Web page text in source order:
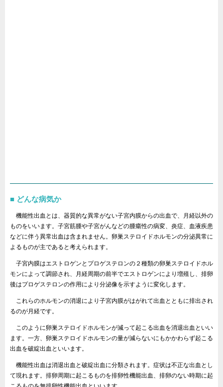
どんな病気か
機能性出血とは、器質的な異常がない子宮内膜からの出血で、月経以外の
ものをいいます。子宮筋腫や子宮がんなどの腫瘍性の病変、炎症、血液疾患
などに伴う異常出血は含まれません。卵巣ステロイドホルモンの分泌異常に
よるものが主であると考えられます。
子宮内膜はエストロゲンとプロゲステロンの２種類の卵巣ステロイドホル
モンによって調節され、月経周期の前半でエストロゲンにより増殖し、排卵
後はプロゲステロンの作用により分泌像を示すように変化します。
これらのホルモンの消退により子宮内膜がはがれて出血とともに排出され
るのが月経です。
このように卵巣ステロイドホルモンが減って起こる出血を消退出血といい
ます。一方、卵巣ステロイドホルモンの量が減らないにもかかわらず起こる
出血を破綻出血といいます。
機能性出血は消退出血と破綻出血に分類されます。症状は不正な出血とし
て現れます。排卵周期に起こるものを排卵性機能出血、排卵のない時期に起